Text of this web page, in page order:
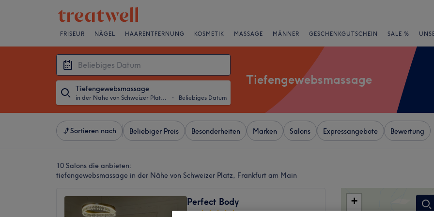
FRISEUR NÄGEL HAARENTFERNUNG KOSMETIK MASSAGE MÄNNER GESCHENKGUTSCHEIN SALE %
Tiefengewebsmassage
in der Nähe von Schweizer Platz, Frankfurt am Main ・ Beliebiges Datum
Tiefengewebsmassage
Sortieren nach Beliebiger Preis Besonderheiten Marken Salons Expressangebote Bewertung
10 Salons die anbieten:
tiefengewebsmassage in der Nähe von Schweizer Platz, Frankfurt am Main
Perfect Body
4,9
99 Bewertungen
+